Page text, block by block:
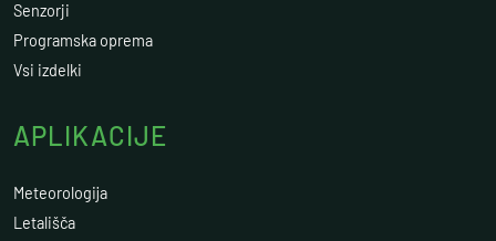
Senzorji
Programska oprema
Vsi izdelki
APLIKACIJE
Meteorologija
Letališča